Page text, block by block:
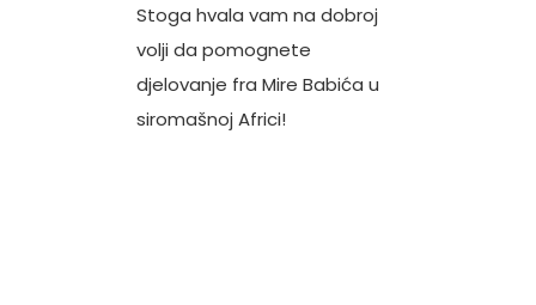
Stoga hvala vam na dobroj
volji da pomognete
djelovanje fra Mire Babića u
siromašnoj Africi!